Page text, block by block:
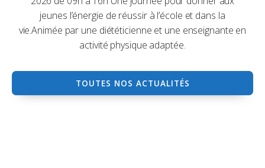
jeunes l’énergie de réussir à l’école et dans la
vie.Animée par une diététicienne et une enseignante en
activité physique adaptée.
TOUTES NOS ACTUALITÉS